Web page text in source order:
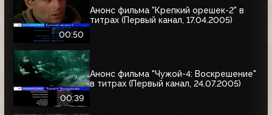
00:50
Анонс фильма "Крепкий орешек-2" в
титрах (Первый канал, 17.04.2005)
00:39
Анонс фильма "Чужой-4: Воскрешение"
в титрах (Первый канал, 24.07.2005)